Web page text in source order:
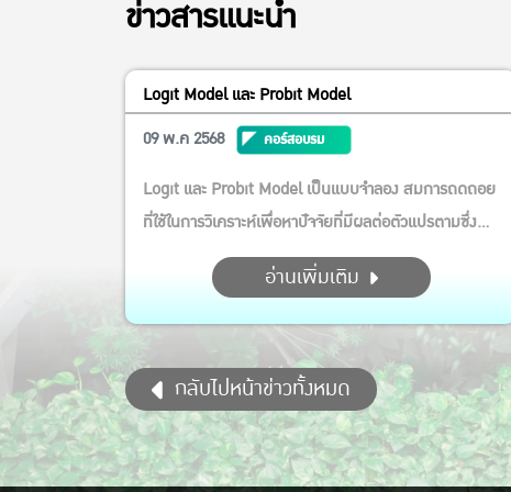
ข่าวสารแนะนำ
Logit Model และ Probit Model
09 พ.ค 2568
คอร์สอบรม
Logit และ Probit Model เป็นแบบจำลอง สมการถดถอย
ที่ใช้ในการวิเคราะห์เพื่อหาปัจจัยที่มีผลต่อตัวแปรตามซึ่ง
เป็นตัวแปรที่มี 2 ทางเลือกหรือ 2 คำตอบเช่น ซื้อ หรือไม่
ซื้อ, ใช้ หรือไม่ใช้, ยอมรับหรือไม่ยอมรับ ผลของปัจจัย
ต่างๆ จะถูกอธิบายออกมาเป็นค่าของความน่าจะเป็นหรือ
โอกาสในการที่จะเกิดทางเลือกนั้น สา...
อ่านเพิ่มเติม
กลับไปหน้าข่าวทั้งหมด